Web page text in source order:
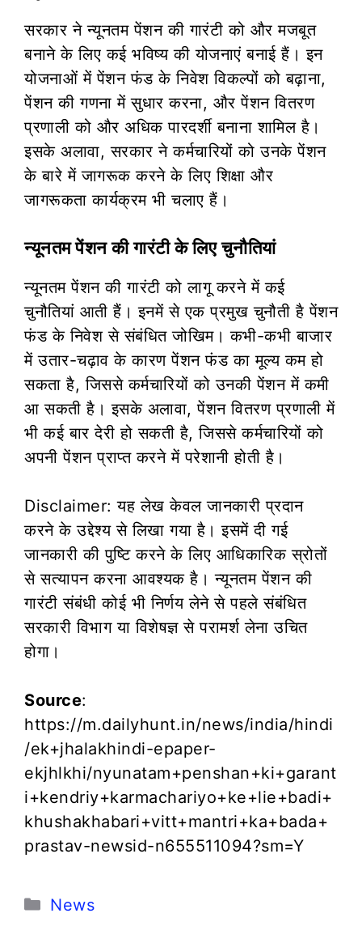
सरकार ने न्यूनतम पेंशन की गारंटी को और मजबूत
बनाने के लिए कई भविष्य की योजनाएं बनाई हैं। इन
योजनाओं में पेंशन फंड के निवेश विकल्पों को बढ़ाना,
पेंशन की गणना में सुधार करना, और पेंशन वितरण
प्रणाली को और अधिक पारदर्शी बनाना शामिल है।
इसके अलावा, सरकार ने कर्मचारियों को उनके पेंशन
के बारे में जागरूक करने के लिए शिक्षा और
जागरूकता कार्यक्रम भी चलाए हैं।
न्यूनतम पेंशन की गारंटी के लिए चुनौतियां
न्यूनतम पेंशन की गारंटी को लागू करने में कई
चुनौतियां आती हैं। इनमें से एक प्रमुख चुनौती है पेंशन
फंड के निवेश से संबंधित जोखिम। कभी-कभी बाजार
में उतार-चढ़ाव के कारण पेंशन फंड का मूल्य कम हो
सकता है, जिससे कर्मचारियों को उनकी पेंशन में कमी
आ सकती है। इसके अलावा, पेंशन वितरण प्रणाली में
भी कई बार देरी हो सकती है, जिससे कर्मचारियों को
अपनी पेंशन प्राप्त करने में परेशानी होती है।
Disclaimer: यह लेख केवल जानकारी प्रदान
करने के उद्देश्य से लिखा गया है। इसमें दी गई
जानकारी की पुष्टि करने के लिए आधिकारिक स्रोतों
से सत्यापन करना आवश्यक है। न्यूनतम पेंशन की
गारंटी संबंधी कोई भी निर्णय लेने से पहले संबंधित
सरकारी विभाग या विशेषज्ञ से परामर्श लेना उचित
होगा।
Source:
https://m.dailyhunt.in/news/india/hindi
/ek+jhalakhindi-epaper-
ekjhlkhi/nyunatam+penshan+ki+garant
i+kendriy+karmachariyo+ke+lie+badi+
khushakhabari+vitt+mantri+ka+bada+
prastav-newsid-n655511094?sm=Y
Categories
News